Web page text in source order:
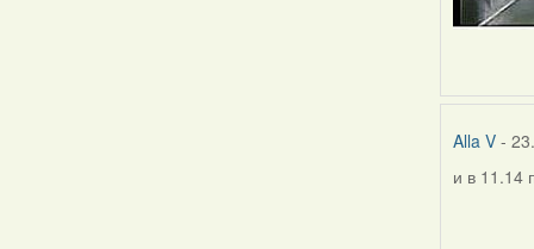
Alla V -
и в 11.14